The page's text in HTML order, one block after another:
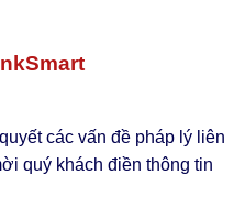
các vấn đề pháp lý liên
quý khách điền thông tin